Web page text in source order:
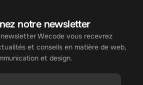
notre newsletter
Wecode vous recevrez
et conseils en matière de web,
et design.